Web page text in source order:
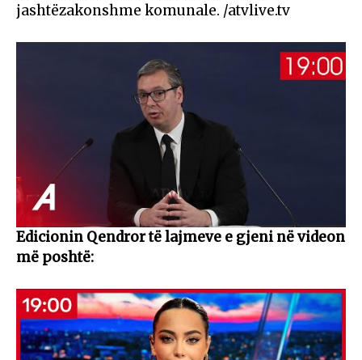
jashtëzakonshme komunale. /atvlive.tv
Edicionin Qendror të lajmeve e gjeni në videon
më poshtë: